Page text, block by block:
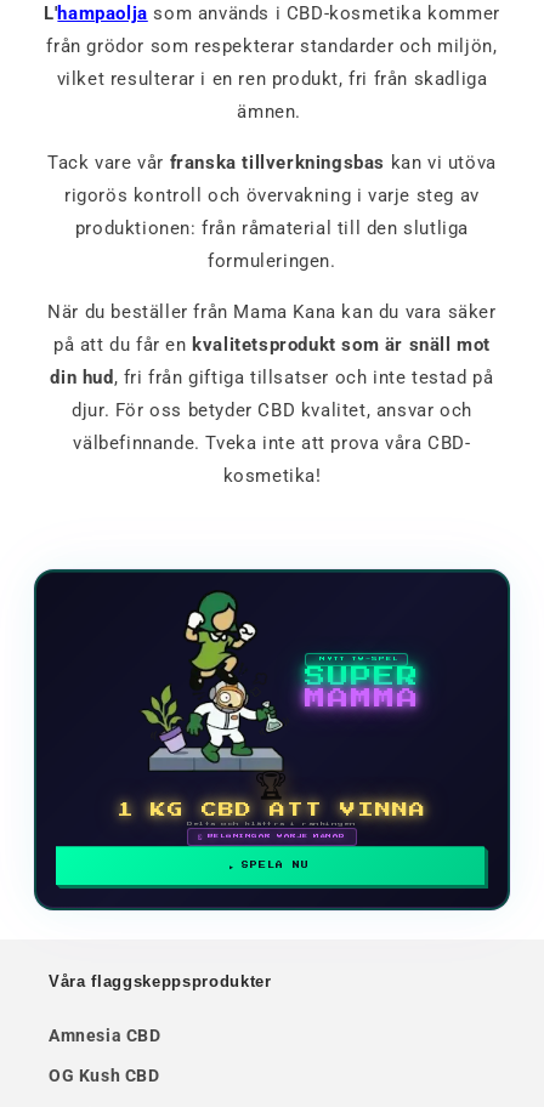
L'hampaolja som används i CBD-kosmetika kommer
från grödor som respekterar standarder och miljön,
vilket resulterar i en ren produkt, fri från skadliga
ämnen.
Tack vare vår franska tillverkningsbas kan vi utöva
rigorös kontroll och övervakning i varje steg av
produktionen: från råmaterial till den slutliga
formuleringen.
När du beställer från Mama Kana kan du vara säker
på att du får en kvalitetsprodukt som är snäll mot
din hud , fri från giftiga tillsatser och inte testad på
djur. För oss betyder CBD kvalitet, ansvar och
välbefinnande. Tveka inte att prova våra CBD-
kosmetika!
NYTT TV-SPEL
SUPER
MAMMA
🏆
1 KG CBD ATT VINNA
Delta och klättra i rankingen
🗓 BELÖNINGAR VARJE MÅNAD
SPELA NU
Våra flaggskeppsprodukter
Amnesia CBD
OG Kush CBD